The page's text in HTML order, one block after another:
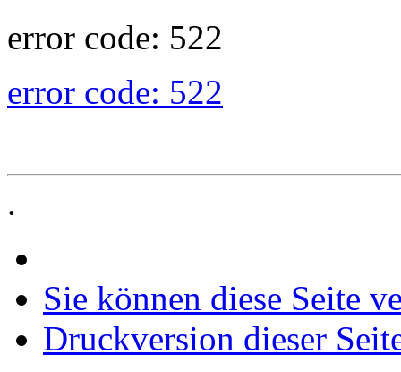
error code: 522
error code: 522
.
Sie können diese Seite
Druckversion dieser